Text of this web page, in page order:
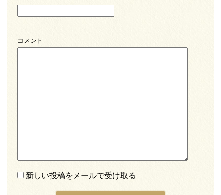
コメント
新しい投稿をメールで受け取る